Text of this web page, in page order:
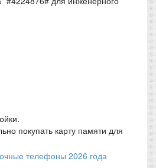
покупать карту памяти для